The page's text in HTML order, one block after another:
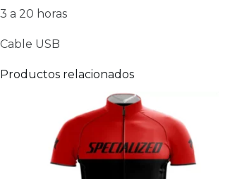
3 a 20 horas
Cable USB
Productos relacionados